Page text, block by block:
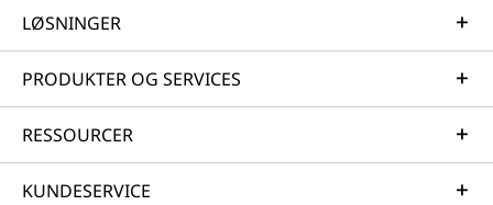
LØSNINGER
PRODUKTER OG SERVICES
RESSOURCER
KUNDESERVICE